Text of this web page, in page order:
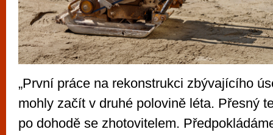
„První práce na rekonstrukci zbývajícího
mohly začít v druhé polovině léta. Přesný
po dohodě se zhotovitelem.